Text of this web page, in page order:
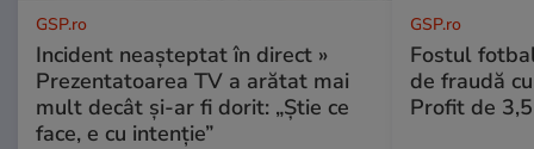
GSP.ro
Incident neașteptat în direct »
Prezentatoarea TV a arătat mai
mult decât și-ar fi dorit: „Știe ce
face, e cu intenție”
GSP.ro
Fostul
de fraudă
Profit de